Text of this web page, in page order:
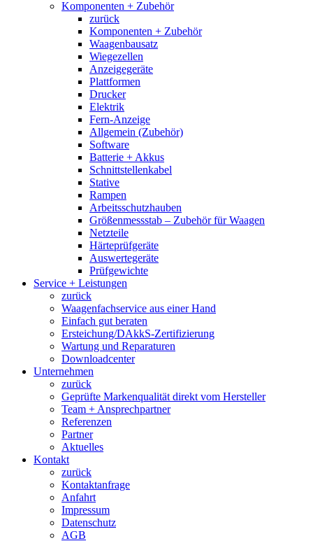
Komponenten + Zubehör
zurück
Komponenten + Zubehör
Waagenbausatz
Wiegezellen
Anzeigegeräte
Plattformen
Drucker
Elektrik
Fern-Anzeige
Allgemein (Zubehör)
Software
Batterie + Akkus
Schnittstellenkabel
Stative
Rampen
Arbeitsschutzhauben
Größenmessstab – Zubehör für Waagen
Netzteile
Härteprüfgeräte
Auswertegeräte
Prüfgewichte
Service + Leistungen
zurück
Waagenfachservice aus einer Hand
Einfach gut beraten
Ersteichung/DAkkS-Zertifizierung
Wartung und Reparaturen
Downloadcenter
Unternehmen
zurück
Geprüfte Markenqualität direkt vom Hersteller
Team + Ansprechpartner
Referenzen
Partner
Aktuelles
Kontakt
zurück
Kontaktanfrage
Anfahrt
Impressum
Datenschutz
AGB